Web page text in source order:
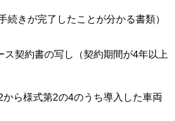
続きが完了したことが分かる書類）
ス契約書の写し（契約期間が4年以上
ら様式第2の4のうち導入した車両